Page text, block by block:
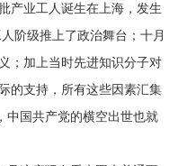
产业工人诞生在上海，发生
阶级推上了政治舞台；十月
；加上当时先进知识分子对
的支持，所有这些因素汇集
中国共产党的横空出世也就